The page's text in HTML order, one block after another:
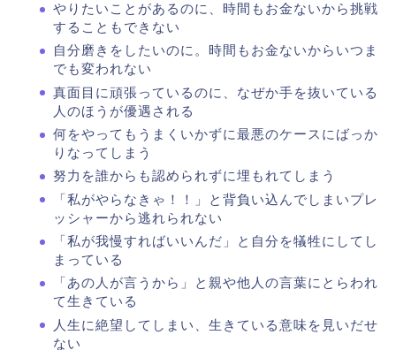
やりたいことがあるのに、時間もお金ないから挑戦
することもできない
自分磨きをしたいのに。時間もお金ないからいつま
でも変われない
真面目に頑張っているのに、なぜか手を抜いている
人のほうが優遇される
何をやってもうまくいかずに最悪のケースにばっか
りなってしまう
努力を誰からも認められずに埋もれてしまう
「私がやらなきゃ！！」と背負い込んでしまいプレ
ッシャーから逃れられない
「私が我慢すればいいんだ」と自分を犠牲にしてし
まっている
「あの人が言うから」と親や他人の言葉にとらわれ
て生きている
人生に絶望してしまい、生きている意味を見いだせ
ない